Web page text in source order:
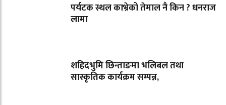
पर्यटक स्थल काभ्रेको तेमाल नै किन ? धनराज
लामा
शहिदभुमि छिन्ताङमा भलिबल तथा
सास्कृतिक कार्यक्रम सम्पन्न,